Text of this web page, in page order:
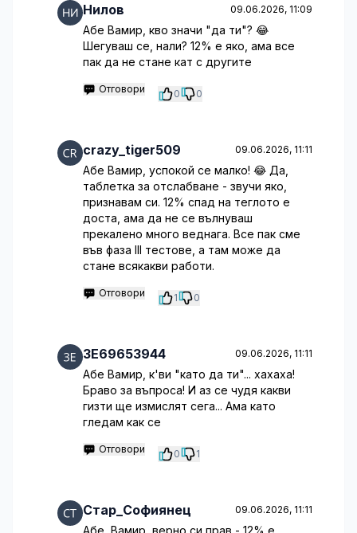
Нилов 09.06.2026, 11:09
Абе Вамир, кво значи "да ти"? 😂
Шегуваш се, нали? 12% е яко, ама все
пак да не стане кат с другите
Отговори 0 0
crazy_tiger509 09.06.2026, 11:11
Абе Вамир, успокой се малко! 😂 Да,
таблетка за отслабване - звучи яко,
признавам си. 12% спад на теглото е
доста, ама да не се вълнуваш
прекалено много веднага. Все пак сме
във фаза III тестове, а там може да
стане всякакви работи.
Отговори 1 0
3E69653944 09.06.2026, 11:11
Абе Вамир, к'ви "като да ти"... хахаха!
Браво за въпроса! И аз се чудя какви
гизти ще измислят сега... Ама като
гледам как се
Отговори 0 1
Стар_Софиянец 09.06.2026, 11:11
Абе, Вамир, верно си прав - 12% е